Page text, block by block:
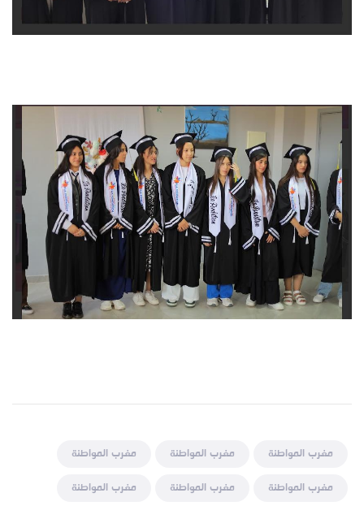
مغرب المواطنة مغرب المواطنة
مغرب المواطنة
مغرب المواطنة
مغرب المواطنة
مغرب المواطنة